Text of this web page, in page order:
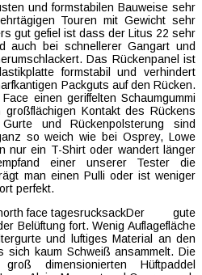
und formstabilen Bauweise sehr
Touren mit Gewicht sehr
gut gefiel ist dass der Litus 22 sehr
auch bei schnellerer Gangart und
Das Rückenpanel ist
formstabil und verhindert
Packguts auf den Rücken.
einen geriffelten Schaumgummi
Kontakt des Rückens
und Rückenpolsterung sind
so weich wie bei Osprey, Lowe
nur ein T-Shirt oder wandert länger
einer unserer Tester die
man einen Pulli oder ist weniger
perfekt.
Der gute
Belüftung fort. Wenig Auflagefläche
und luftiges Material an den
sich kaum Schweiß ansammelt. Die
dimensionierten Hüftpaddel